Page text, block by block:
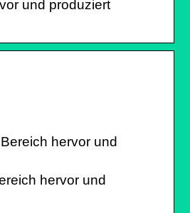
und produziert
hervor und
hervor und